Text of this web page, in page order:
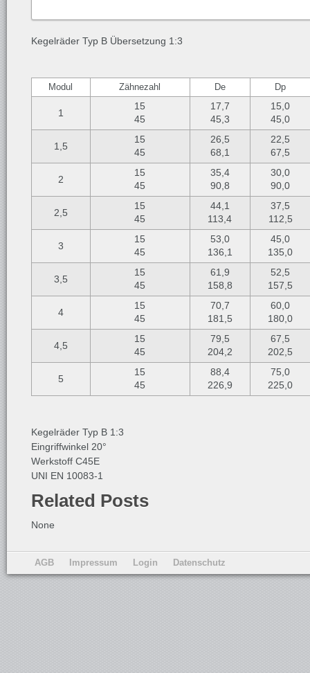
Kegelräder Typ B Übersetzung 1:3
Modul Zähnezahl De Dp
1
15
45
17,7
45,3
15,0
45,0
1,5
15
45
26,5
68,1
22,5
67,5
2
15
45
35,4
90,8
30,0
90,0
2,5
15
45
44,1
113,4
37,5
112,5
3
15
45
53,0
136,1
45,0
135,0
3,5
15
45
61,9
158,8
52,5
157,5
4
15
45
70,7
181,5
60,0
180,0
4,5
15
45
79,5
204,2
67,5
202,5
5
15
45
88,4
226,9
75,0
225,0
Kegelräder Typ B 1:3
Eingriffwinkel 20°
Werkstoff C45E
UNI EN 10083-1
Related Posts
None
AGB Impressum Login Datenschutz